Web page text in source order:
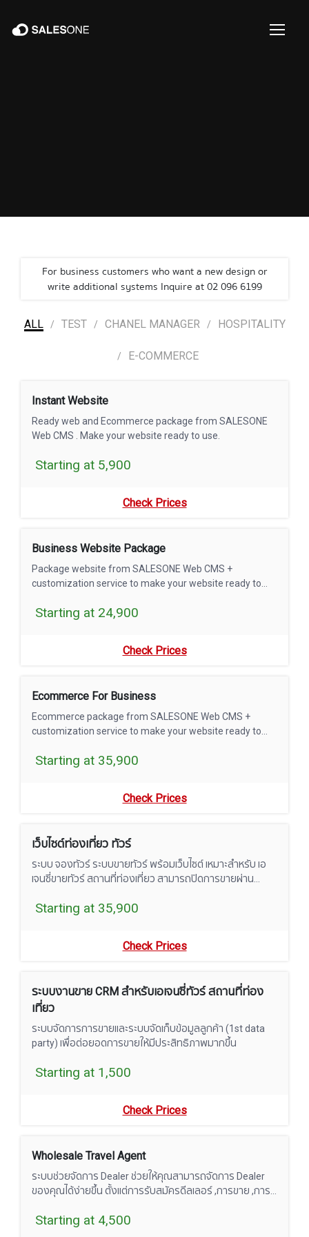
Price List
Salesone
Start Your Business Faster. There Are Over 70 Designs To Choose
Also Can Be Customized To Suit Brands And Help Strengthen The
Leadership Image Of Your Organization.
For business customers who want a new design or
write additional systems Inquire at 02 096 6199
ALL TEST CHANEL MANAGER HOSPITALITY
E-COMMERCE
Instant Website
Ready web and Ecommerce package from SALESONE
Web CMS . Make your website ready to use.
Starting at 5,900
Check Prices
Business Website Package
Package website from SALESONE Web CMS +
customization service to make your website ready to
Starting at 24,900
Check Prices
Ecommerce For Business
Ecommerce package from SALESONE Web CMS +
customization service to make your website ready to
Starting at 35,900
Check Prices
เว็บไซต์ท่องเที่ยว ทัวร์
ระบบ จองทัวร์ ระบบขายทัวร์ พร้อมเว็บไซต์ เหมาะสำหรับ เอ
เจนซี่ขายทัวร์ สถานที่ท่องเที่ยว สามารถปิดการขายผ่าน
Starting at 35,900
Check Prices
ระบบงานขาย CRM สำหรับเอเจนซี่ทัวร์ สถานที่ท่อง
เที่ยว
ระบบจัดการการขายและระบบจัดเก็บข้อมูลลูกค้า (1st data
party) เพื่อต่อยอดการขายให้มีประสิทธิภาพมากขึ้น
Starting at 1,500
Check Prices
Wholesale Travel Agent
ระบบช่วยจัดการ Dealer ช่วยให้คุณสามารถจัดการ Dealer
ของคุณได้ง่ายขึ้น ตั้งแต่การรับสมัครดีลเลอร์ ,การขาย ,การ
เพื่อเพิ่มประสิทธิภาพให้ธุรกิจคุณ
Starting at 4,500